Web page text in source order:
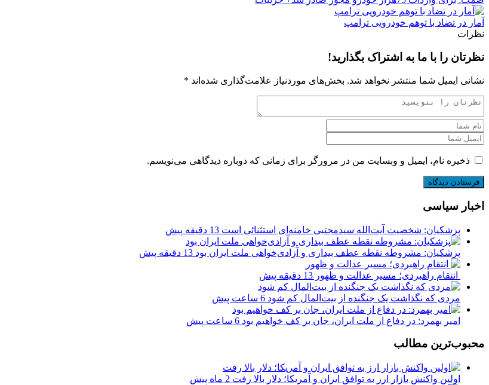
آمار در تضاد با توهم خودرویی ترامپ
نظرات
نظرتان را با ما به اشتراک بگذارید!
نشانی ایمیل شما منتشر نخواهد شد. بخش‌های موردنیاز علامت‌گذاری شده‌اند *
ذخیره نام، ایمیل و وبسایت من در مرورگر برای زمانی که دوباره دیدگاهی می‌نویسم.
اخبار سیاسی
پزشکیان: شخصیت آیت‌الله سیدمجتبی خامنه‌ای استثنائی است 13 دقیقه پیش
پزشکیان: مشروطه نقطه عطف بیداری و آزادی‌خواهی ملت ایران بود 13 دقیقه پیش
انتقام راهبردی؛ مسیر عدالت و ظهور 13 دقیقه پیش
مردی که نگذاشت یک جنگنده از بیت‌المال کم شود 6 ساعت پیش
امیر بهمرد: در دفاع از ملت ایران، جان بر کف خواهیم بود 6 ساعت پیش
محبوب‌ترین مطالب
اولین واکنش بازار ارز به توافق ایران و آمریکا؛ دلار بالا رفت 2 ماه پیش